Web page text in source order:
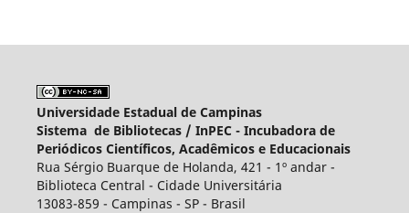
Universidade Estadual de Campinas
Sistema de Bibliotecas / InPEC - Incubadora de
Periódicos Científicos, Acadêmicos e Educacionais
Rua Sérgio Buarque de Holanda, 421 - 1º andar -
Biblioteca Central - Cidade Universitária
13083-859 - Campinas - SP - Brasil